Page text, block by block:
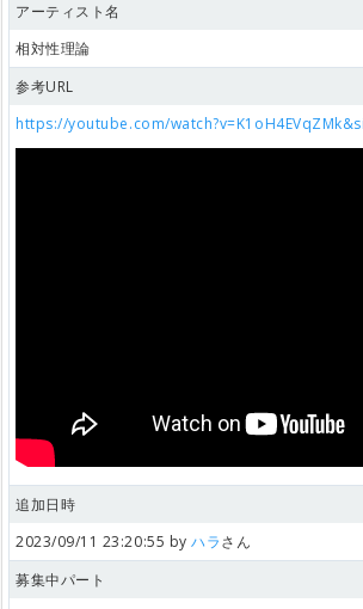
アーティスト名
相対性理論
参考URL
https://youtube.com/
追加日時
2023/09/11 23:20:55 byハラさん
募集中パート